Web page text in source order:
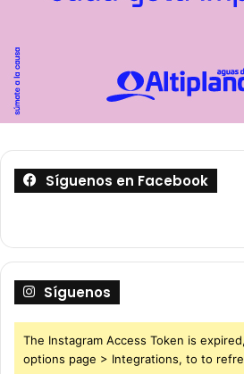
Síguenos en Facebook
Síguenos
The Instagram Access Token is
options page > Integrations, to to